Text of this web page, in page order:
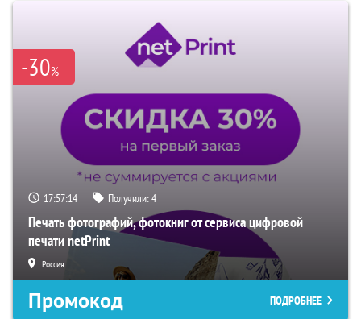
-30%
17:57:13 Получили:4
Печать фотографий, фотокниг от сервиса цифровой
печати netPrint
Россия
Промокод ПОДРОБНЕЕ